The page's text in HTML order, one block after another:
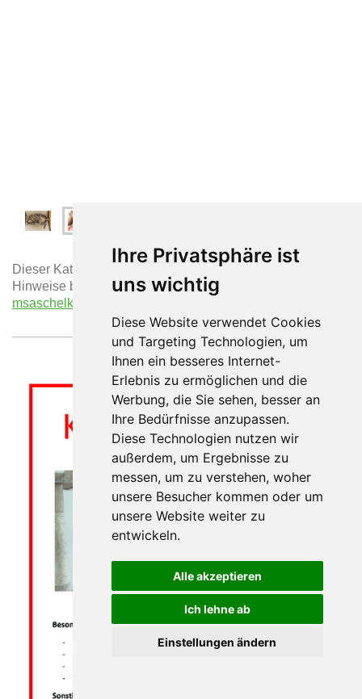
Ihre Privatsphäre ist
uns wichtig
Diese Website verwendet Cookies
und Targeting Technologien, um
Ihnen ein besseres Internet-
Erlebnis zu ermöglichen und die
Werbung, die Sie sehen, besser an
Ihre Bedürfnisse anzupassen.
Diese Technologien nutzen wir
außerdem, um Ergebnisse zu
messen, um zu verstehen, woher
unsere Besucher kommen oder um
unsere Website weiter zu
entwickeln.
Alle akzeptieren
Ich lehne ab
Einstellungen ändern
Dieser Kater wird seit April in Oberstadion vermisst.
Hinweise bitte an Frau Schelkle unter:
msaschelkle@gmx.de